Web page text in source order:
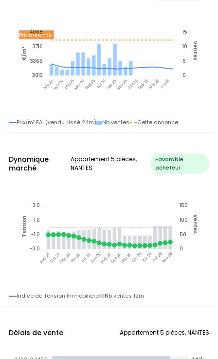
Sep 24Nov 24Jan 25Mar 25Mai 25Jul 25Sep 25Nov 25Jan 26Mar 26Mai 26Jul 26
Prix annonce
15
10
5
0
Ventes
4068
3716
3365
3013
€/m²
Prix/m² FAI (vendu, lissé 24m) Nb ventes Cette annonce
Dynamique
marché
Appartement 5 pièces,
NANTES
Favorable
acheteur
Aoû 24Oct 24Déc 24Fév 25Avr 25Jun 25Aoû 25Oct 25Déc 25Fév 26Avr 26Jun 26Aoû 26
150
100
50
0
Ventes
3.0
1.0
-1.0
-3.0
Tension
Indice de Tension Immobilière Nb ventes 12m
Délais de vente Appartement 5 pièces, NANTES